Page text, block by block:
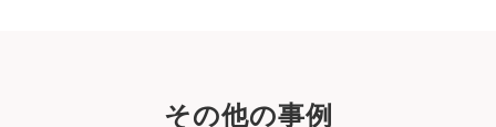
その他の事例